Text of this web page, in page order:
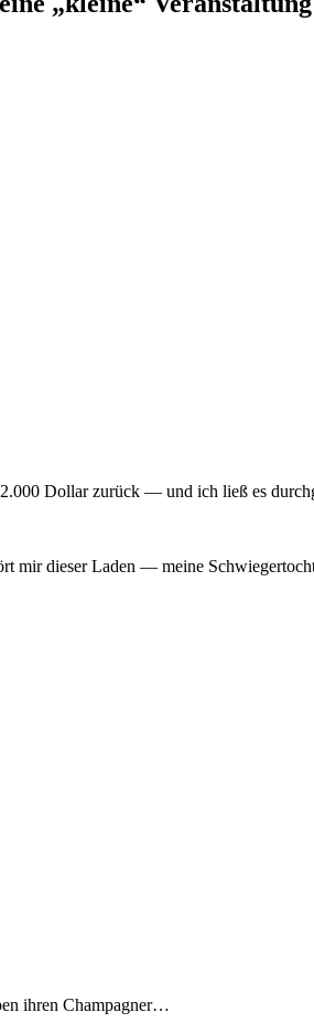
Dollar zurück — und ich ließ es
mir dieser Laden — meine
ihren Champagner…